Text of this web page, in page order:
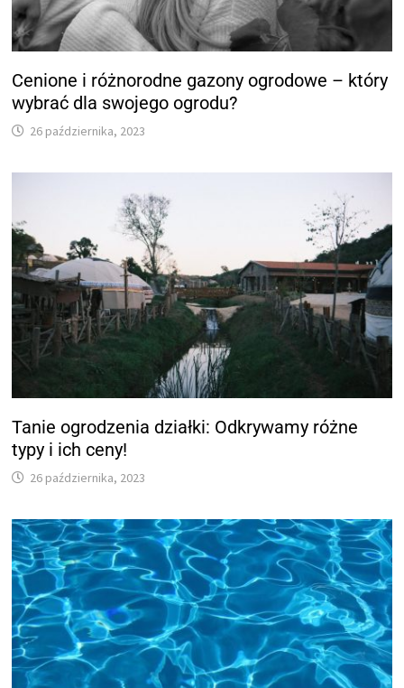
Cenione i różnorodne gazony ogrodowe – który
wybrać dla swojego ogrodu?
26 października, 2023
Tanie ogrodzenia działki: Odkrywamy różne
typy i ich ceny!
26 października, 2023